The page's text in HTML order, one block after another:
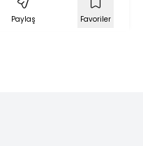
Paylaş Favoriler